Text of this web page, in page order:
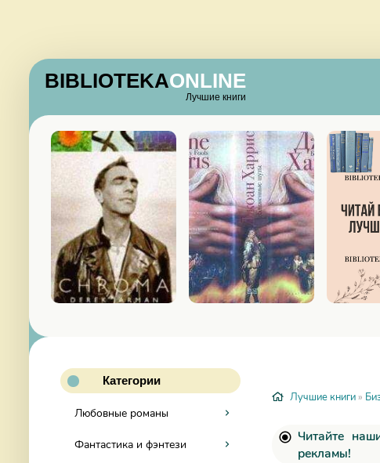
BIBLIOTEKAONLINE
Лучшие книги
Категории
Любовные романы
Фантастика и фэнтези
Лучшие книги »
Читайте
рекламы!